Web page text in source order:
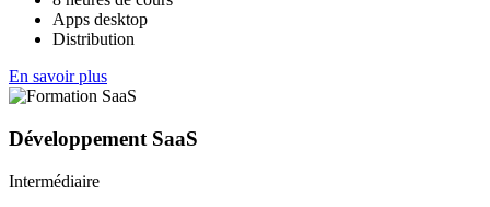
Apps desktop
Distribution
En savoir plus
Développement SaaS
Intermédiaire